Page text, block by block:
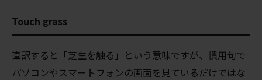
Touch grass
直訳すると「芝生を触る」という意味ですが、慣用句で
パソコンやスマートフォンの画面を見ているだけではな